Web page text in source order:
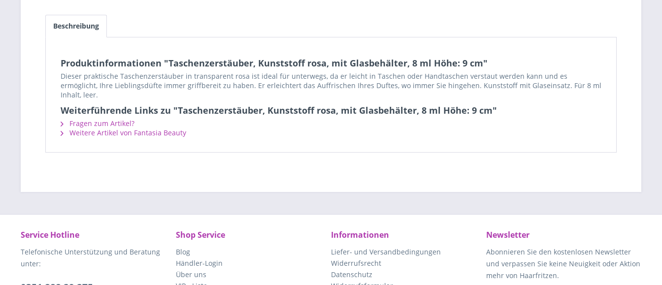
Beschreibung
Produktinformationen "Taschenzerstäuber, Kunststoff rosa, mit Glasbehälter, 8 ml Höhe: 9 cm"
Dieser praktische Taschenzerstäuber in transparent rosa ist ideal für unterwegs, da er leicht in Taschen oder Handtaschen verstaut werden kann und es
ermöglicht, Ihre Lieblingsdüfte immer griffbereit zu haben. Er erleichtert das Auffrischen Ihres Duftes, wo immer Sie hingehen. Kunststoff mit Glaseinsatz. Für 8 ml
Inhalt, leer.
Weiterführende Links zu "Taschenzerstäuber, Kunststoff rosa, mit Glasbehälter, 8 ml Höhe: 9 cm"
Fragen zum Artikel?
Weitere Artikel von Fantasia Beauty
Service Hotline
Telefonische Unterstützung und Beratung
unter:
Shop Service
Blog
Händler-Login
Über uns
Informationen
Liefer- und Versandbedingungen
Widerrufsrecht
Datenschutz
Newsletter
Abonnieren Sie den kostenlosen Newsletter
und verpassen Sie keine Neuigkeit oder Aktion
mehr von Haarfritzen.